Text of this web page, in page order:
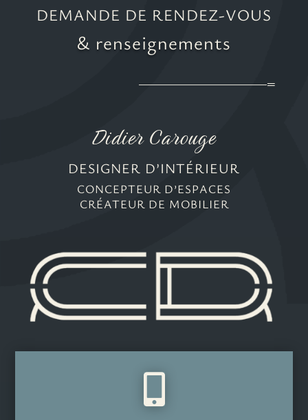
DEMANDE DE RENDEZ-VOUS
& renseignements
Didier Carouge
DESIGNER D’INTÉRIEUR
CONCEPTEUR D’ESPACES
CRÉATEUR DE MOBILIER
